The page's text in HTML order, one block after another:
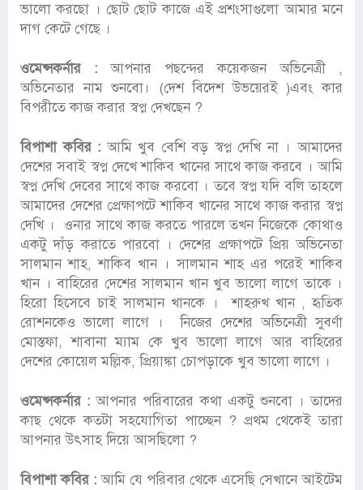
ভালো করছো । ছোট ছোট কাজে এই প্রশংসাগুলো আমার মনে
দাগ কেটে গেছে ।
ওমেন্সকর্নার : আপনার পছন্দের কয়েকজন অভিনেত্রী ,
অভিনেতার নাম শুনবো। (দেশ বিদেশ উভয়েরই )এবং কার
বিপরীতে কাজ করার স্বপ্ন দেখছেন ?
বিপাশা কবির : আমি খুব বেশি বড় স্বপ্ন দেখি না । আমাদের
দেশের সবাই স্বপ্ন দেখে শাকিব খানের সাথে কাজ করবে । আমি
স্বপ্ন দেখি দেবের সাথে কাজ করবো । তবে স্বপ্ন যদি বলি তাহলে
আমাদের দেশের প্রেক্ষাপটে শাকিব খানের সাথে কাজ করার স্বপ্ন
দেখি । ওনার সাথে কাজ করতে পারলে তখন নিজেকে কোথাও
একটু দাঁড় করাতে পারবো । দেশের প্রক্ষাপটে প্রিয় অভিনেতা
সালমান শাহ, শাকিব খান । সালমান শাহ এর পরেই শাকিব
খান । বাহিরের দেশের সালমান খান খুব ভালো লাগে তাকে ।
হিরো হিসেবে চাই সালমান খানকে । শাহরুখ খান , হৃতিক
রোশনকেও ভালো লাগে । নিজের দেশের অভিনেত্রী সুবর্ণা
মোস্তফা, শাবানা ম্যাম কে খুব ভালো লাগে আর বাহিরের
দেশের কোয়েল মল্লিক, প্রিয়াঙ্কা চোপড়াকে খুব ভালো লাগে ।
ওমেন্সকর্নার : আপনার পরিবারের কথা একটু শুনবো । তাদের
কাছ থেকে কতটা সহযোগিতা পাচ্ছেন ? প্রথম থেকেই তারা
আপনার উৎসাহ দিয়ে আসছিলো ?
বিপাশা কবির :আমি যে পরিবার থেকে এসেছি সেখানে আইটেম